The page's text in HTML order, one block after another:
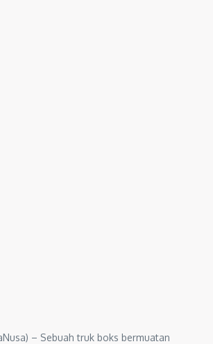
– Sebuah truk boks bermuatan